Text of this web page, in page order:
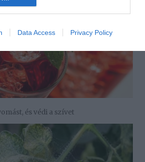
Data Access Privacy Policy
és védi a szívet